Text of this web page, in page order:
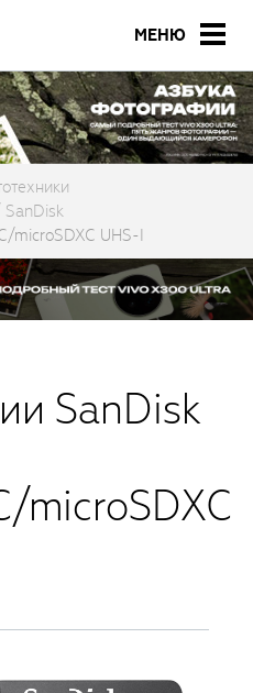
МЕНЮ
SanDisk
microSDXC UHS-I
SanDisk
microSDXC